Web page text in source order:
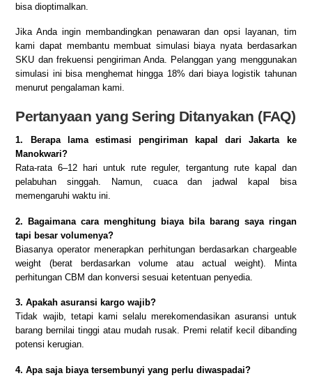
bisa dioptimalkan.
Jika Anda ingin membandingkan penawaran dan opsi layanan, tim
kami dapat membantu membuat simulasi biaya nyata berdasarkan
SKU dan frekuensi pengiriman Anda. Pelanggan yang menggunakan
simulasi ini bisa menghemat hingga 18% dari biaya logistik tahunan
menurut pengalaman kami.
Pertanyaan yang Sering Ditanyakan (FAQ)
1. Berapa lama estimasi pengiriman kapal dari Jakarta ke
Manokwari?
Rata-rata 6–12 hari untuk rute reguler, tergantung rute kapal dan
pelabuhan singgah. Namun, cuaca dan jadwal kapal bisa
memengaruhi waktu ini.
2. Bagaimana cara menghitung biaya bila barang saya ringan
tapi besar volumenya?
Biasanya operator menerapkan perhitungan berdasarkan chargeable
weight (berat berdasarkan volume atau actual weight). Minta
perhitungan CBM dan konversi sesuai ketentuan penyedia.
3. Apakah asuransi kargo wajib?
Tidak wajib, tetapi kami selalu merekomendasikan asuransi untuk
barang bernilai tinggi atau mudah rusak. Premi relatif kecil dibanding
potensi kerugian.
4. Apa saja biaya tersembunyi yang perlu diwaspadai?